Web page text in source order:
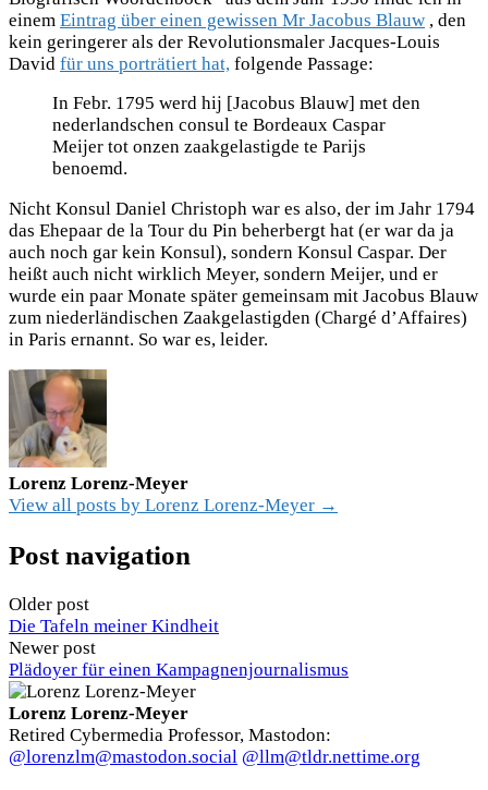
einem Eintrag über einen gewissen Mr Jacobus Blauw , den
kein geringerer als der Revolutionsmaler Jacques-Louis
David für uns porträtiert hat, folgende Passage:
In Febr. 1795 werd hij [Jacobus Blauw] met den
nederlandschen consul te Bordeaux Caspar
Meijer tot onzen zaakgelastigde te Parijs
benoemd.
Nicht Konsul Daniel Christoph war es also, der im Jahr 1794
das Ehepaar de la Tour du Pin beherbergt hat (er war da ja
auch noch gar kein Konsul), sondern Konsul Caspar. Der
heißt auch nicht wirklich Meyer, sondern Meijer, und er
wurde ein paar Monate später gemeinsam mit Jacobus Blauw
zum niederländischen Zaakgelastigden (Chargé d’Affaires)
in Paris ernannt. So war es, leider.
Lorenz Lorenz-Meyer
View all posts by Lorenz Lorenz-Meyer →
Post navigation
Older post
Die Tafeln meiner Kindheit
Newer post
Plädoyer für einen Kampagnenjournalismus
Lorenz Lorenz-Meyer
Retired Cybermedia Professor, Mastodon:
@lorenzlm@mastodon.social @llm@tldr.nettime.org